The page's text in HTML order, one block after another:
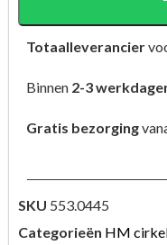
Totaalleverancier
Binnen 2-3
Gratis bezorging
SKU 553.0445
Categorieën HM